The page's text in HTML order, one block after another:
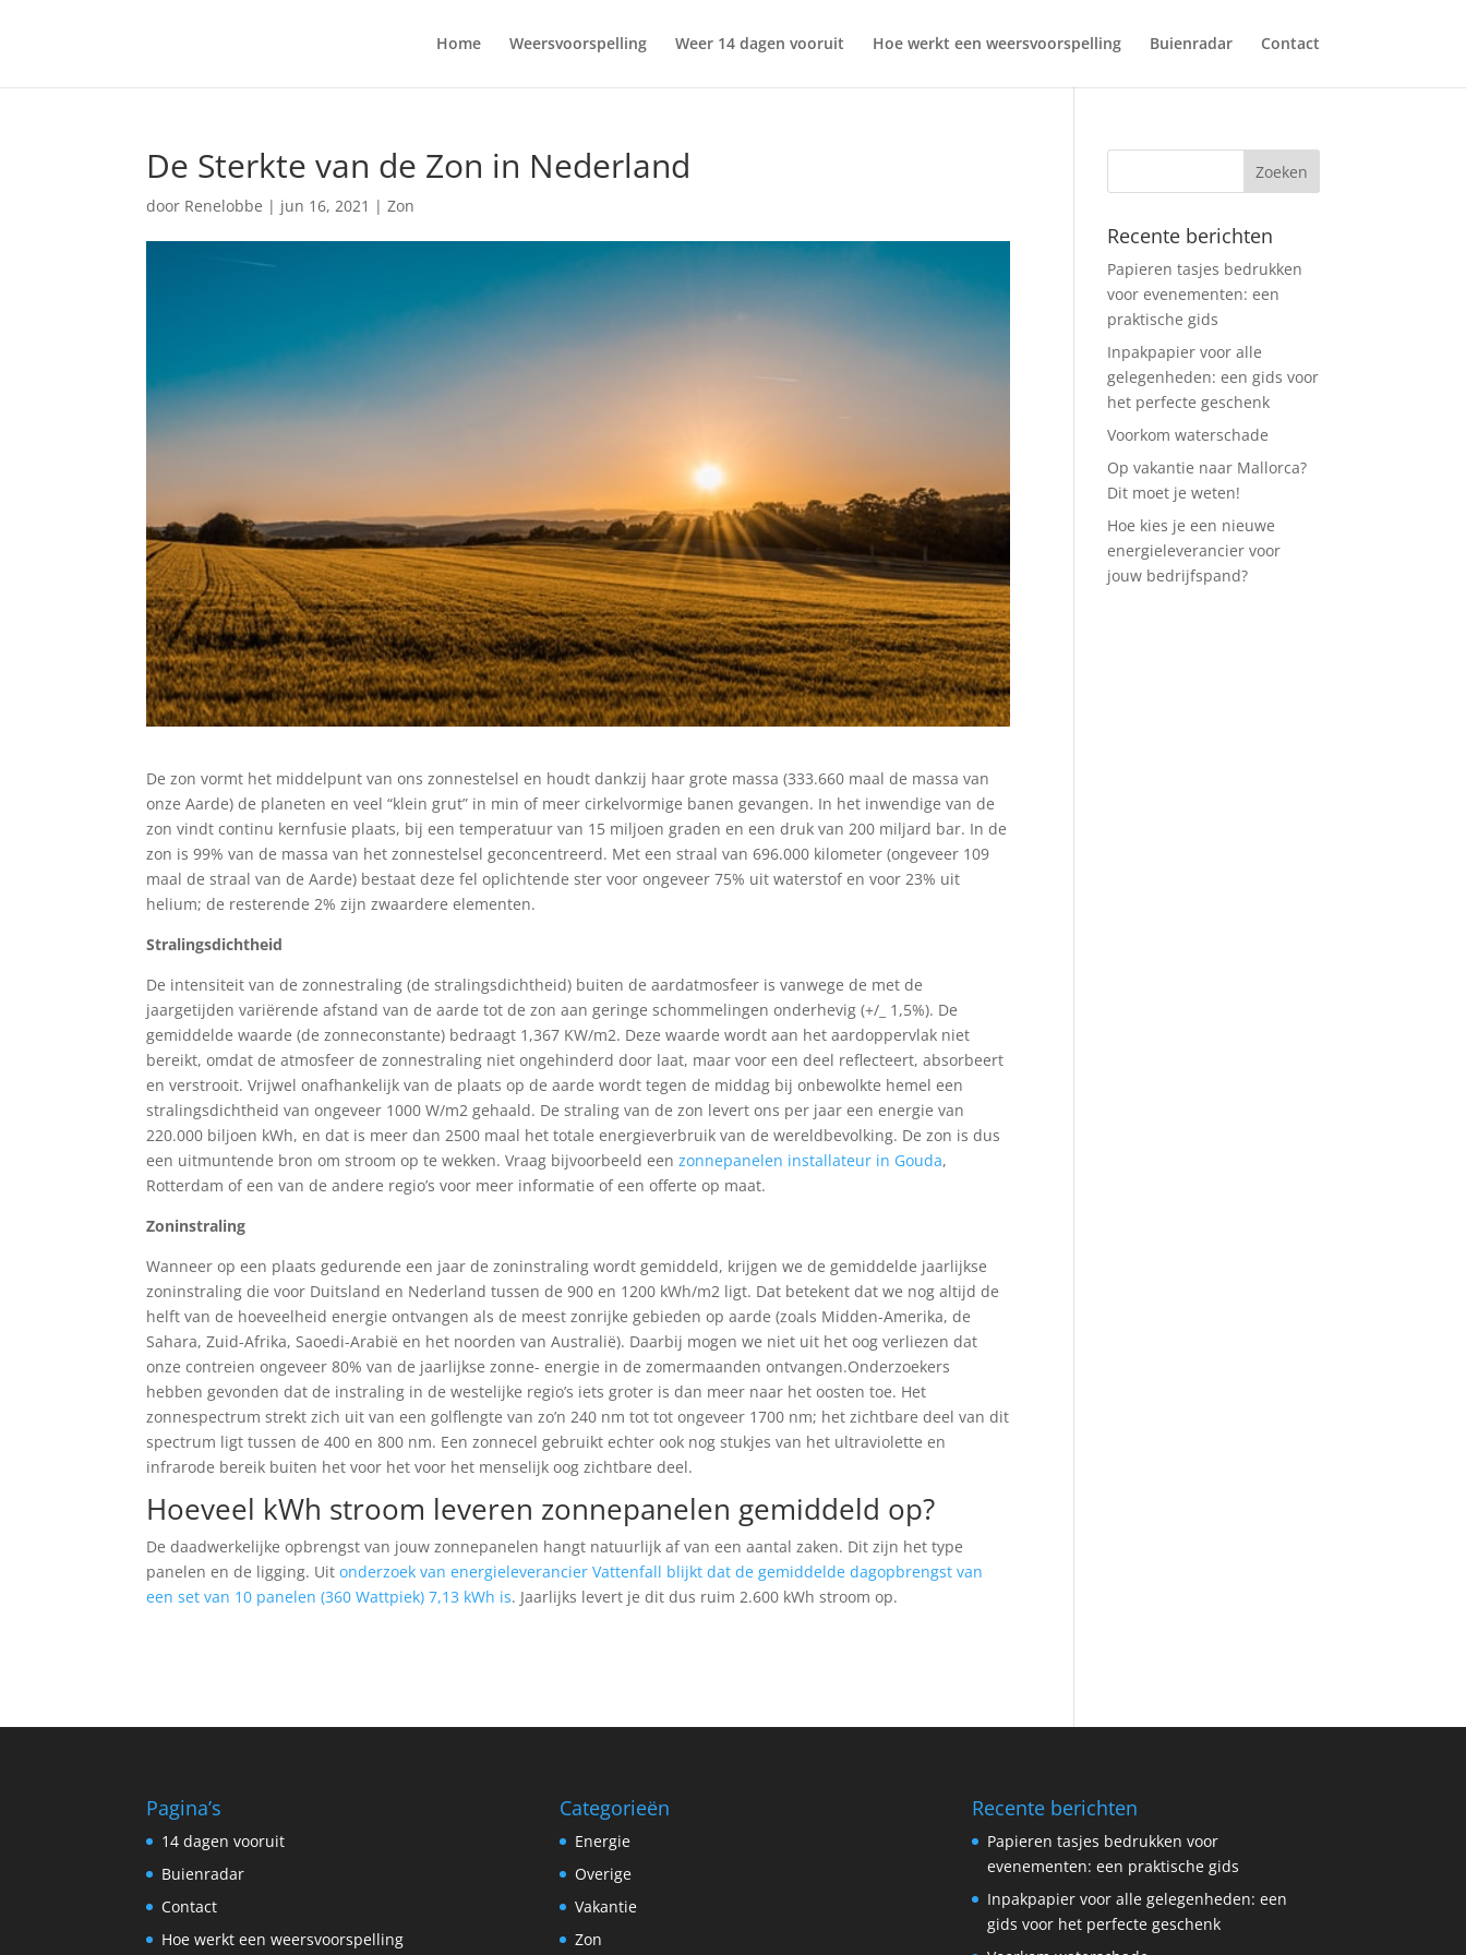
Home Weersvoorspelling Weer 14 dagen vooruit Hoe werkt een weersvoorspelling Buienradar Contact
De Sterkte van de Zon in Nederland
door Renelobbe | jun 16, 2021 |Zon
De zon vormt het middelpunt van ons zonnestelsel en houdt dankzij haar grote massa (333.660 maal de massa van
onze Aarde) de planeten en veel “klein grut” in min of meer cirkelvormige banen gevangen. In het inwendige van de
zon vindt continu kernfusie plaats, bij een temperatuur van 15 miljoen graden en een druk van 200 miljard bar. In de
zon is 99% van de massa van het zonnestelsel geconcentreerd. Met een straal van 696.000 kilometer (ongeveer 109
maal de straal van de Aarde) bestaat deze fel oplichtende ster voor ongeveer 75% uit waterstof en voor 23% uit
helium; de resterende 2% zijn zwaardere elementen.
Stralingsdichtheid
De intensiteit van de zonnestraling (de stralingsdichtheid) buiten de aardatmosfeer is vanwege de met de
jaargetijden variërende afstand van de aarde tot de zon aan geringe schommelingen onderhevig (+/_ 1,5%). De
gemiddelde waarde (de zonneconstante) bedraagt 1,367 KW/m2. Deze waarde wordt aan het aardoppervlak niet
bereikt, omdat de atmosfeer de zonnestraling niet ongehinderd door laat, maar voor een deel reflecteert, absorbeert
en verstrooit. Vrijwel onafhankelijk van de plaats op de aarde wordt tegen de middag bij onbewolkte hemel een
stralingsdichtheid van ongeveer 1000 W/m2 gehaald. De straling van de zon levert ons per jaar een energie van
220.000 biljoen kWh, en dat is meer dan 2500 maal het totale energieverbruik van de wereldbevolking. De zon is dus
een uitmuntende bron om stroom op te wekken. Vraag bijvoorbeeld eenzonnepanelen installateur in Gouda,
Rotterdam of een van de andere regio’s voor meer informatie of een offerte op maat.
Zoninstraling
Wanneer op een plaats gedurende een jaar de zoninstraling wordt gemiddeld, krijgen we de gemiddelde jaarlijkse
zoninstraling die voor Duitsland en Nederland tussen de 900 en 1200 kWh/m2 ligt. Dat betekent dat we nog altijd de
helft van de hoeveelheid energie ontvangen als de meest zonrijke gebieden op aarde (zoals Midden-Amerika, de
Sahara, Zuid-Afrika, Saoedi-Arabië en het noorden van Australië). Daarbij mogen we niet uit het oog verliezen dat
onze contreien ongeveer 80% van de jaarlijkse zonne- energie in de zomermaanden ontvangen.Onderzoekers
hebben gevonden dat de instraling in de westelijke regio’s iets groter is dan meer naar het oosten toe. Het
zonnespectrum strekt zich uit van een golflengte van zo’n 240 nm tot tot ongeveer 1700 nm; het zichtbare deel van dit
spectrum ligt tussen de 400 en 800 nm. Een zonnecel gebruikt echter ook nog stukjes van het ultraviolette en
infrarode bereik buiten het voor het voor het menselijk oog zichtbare deel.
Hoeveel kWh stroom leveren zonnepanelen gemiddeld op?
De daadwerkelijke opbrengst van jouw zonnepanelen hangt natuurlijk af van een aantal zaken. Dit zijn het type
panelen en de ligging. Uitonderzoek van energieleverancier Vattenfall blijkt dat de gemiddelde dagopbrengst van
een set van 10 panelen (360 Wattpiek) 7,13 kWh is. Jaarlijks levert je dit dus ruim 2.600 kWh stroom op.
Recente berichten
Papieren tasjes bedrukken
voor evenementen: een
praktische gids
Inpakpapier voor alle
gelegenheden: een gids voor
het perfecte geschenk
Voorkom waterschade
Op vakantie naar Mallorca?
Dit moet je weten!
Hoe kies je een nieuwe
energieleverancier voor
jouw bedrijfspand?
Pagina’s
14 dagen vooruit
Buienradar
Contact
Hoe werkt een weersvoorspelling
Categorieën
Energie
Overige
Vakantie
Zon
Recente berichten
Papieren tasjes bedrukken voor
evenementen: een praktische gids
Inpakpapier voor alle gelegenheden: een
gids voor het perfecte geschenk